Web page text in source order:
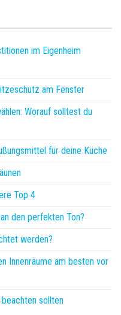
im Eigenheim
am Fenster
Worauf solltest du
für deine Küche
Top 4
den perfekten Ton?
werden?
Innenräume am besten vor
sollten